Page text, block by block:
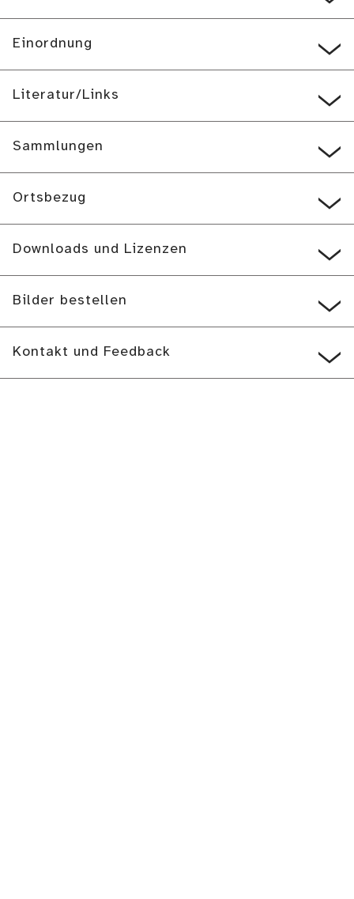
Einordnung
Literatur/Links
Sammlungen
Ortsbezug
Downloads und Lizenzen
Bilder bestellen
Kontakt und Feedback